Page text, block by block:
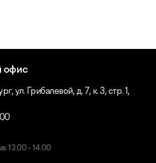
офис
ул. Грибалевой, д. 7, к. 3, стр. 1,
13.00 - 14.00